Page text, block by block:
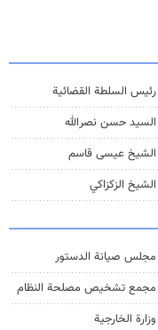
رئیس السلطة القضائیة
السيد حسن نصرالله
الشيخ عيسى قاسم
الشيخ الزكزاكي
مجلس صيانة الدستور
مجمع تشخيص مصلحة النظام
وزارة الخارجية